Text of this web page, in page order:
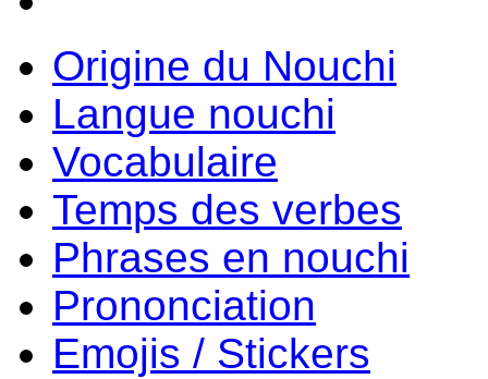
Origine du Nouchi
Langue nouchi
Vocabulaire
Temps des verbes
Phrases en nouchi
Prononciation
Emojis / Stickers